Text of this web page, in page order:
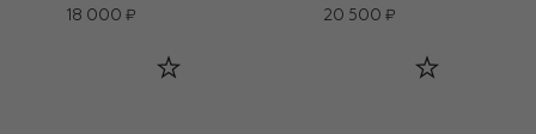
18 000 ₽ 20 500 ₽